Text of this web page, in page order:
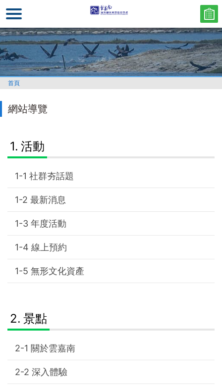
到
主
要
內
容
區
塊
首頁
網站導覽
活動
社群夯話題
最新消息
年度活動
線上預約
無形文化資產
景點
關於雲嘉南
深入體驗